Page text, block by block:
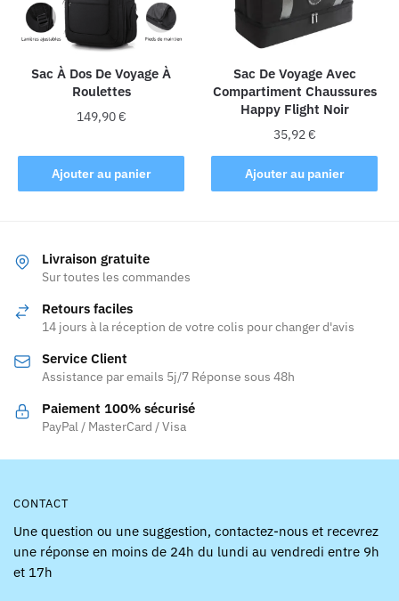
choisies
la
page
du
produit
Sac À Dos De Voyage À
Roulettes
149,90€
Ajouter au panier
Sac De Voyage Avec
Compartiment Chaussures
Happy Flight Noir
35,92€
Ajouter au panier
Livraison gratuite
Sur toutes les commandes
Retours faciles
14 jours à la réception de votre colis pour changer d'avis
Service Client
Assistance par emails 5j/7 Réponse sous 48h
Paiement 100% sécurisé
PayPal / MasterCard / Visa
CONTACT
Une question ou une suggestion, contactez-nous et recevrez
une réponse en moins de 24h du lundi au vendredi entre 9h
et 17h